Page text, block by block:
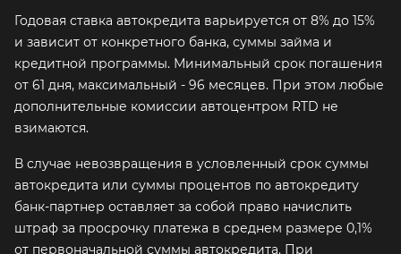
Годовая ставка автокредита варьируется от 8% до 15%
и зависит от конкретного банка, суммы займа и
кредитной программы. Минимальный срок погашения
от 61 дня, максимальный - 96 месяцев. При этом любые
дополнительные комиссии автоцентром RTD не
взимаются.
В случае невозвращения в условленный срок суммы
автокредита или суммы процентов по автокредиту
банк-партнер оставляет за собой право начислить
штраф за просрочку платежа в среднем размере 0,1%
от первоначальной суммы автокредита. При